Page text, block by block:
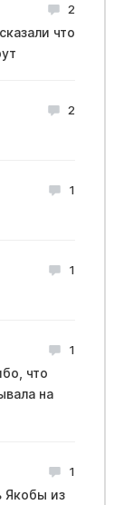
2
что
2
1
1
1
что
на
1